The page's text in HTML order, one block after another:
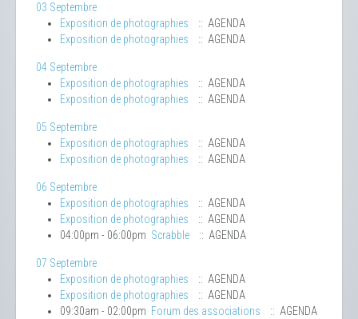
03 Septembre
Exposition de photographies
:: AGENDA
Exposition de photographies
:: AGENDA
04 Septembre
Exposition de photographies
:: AGENDA
Exposition de photographies
:: AGENDA
05 Septembre
Exposition de photographies
:: AGENDA
Exposition de photographies
:: AGENDA
06 Septembre
Exposition de photographies
:: AGENDA
Exposition de photographies
:: AGENDA
04:00pm - 06:00pm Scrabble :: AGENDA
07 Septembre
Exposition de photographies
:: AGENDA
Exposition de photographies
:: AGENDA
09:30am - 02:00pm Forum des associations :: AGENDA